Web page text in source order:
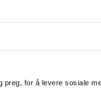
for å levere sosiale